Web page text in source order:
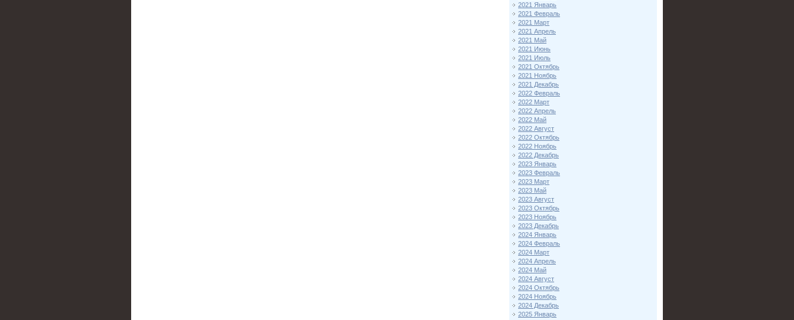
2021 Январь
2021 Февраль
2021 Март
2021 Апрель
2021 Май
2021 Июнь
2021 Июль
2021 Октябрь
2021 Ноябрь
2021 Декабрь
2022 Февраль
2022 Март
2022 Апрель
2022 Май
2022 Август
2022 Октябрь
2022 Ноябрь
2022 Декабрь
2023 Январь
2023 Февраль
2023 Март
2023 Май
2023 Август
2023 Октябрь
2023 Ноябрь
2023 Декабрь
2024 Январь
2024 Февраль
2024 Март
2024 Апрель
2024 Май
2024 Август
2024 Октябрь
2024 Ноябрь
2024 Декабрь
2025 Январь